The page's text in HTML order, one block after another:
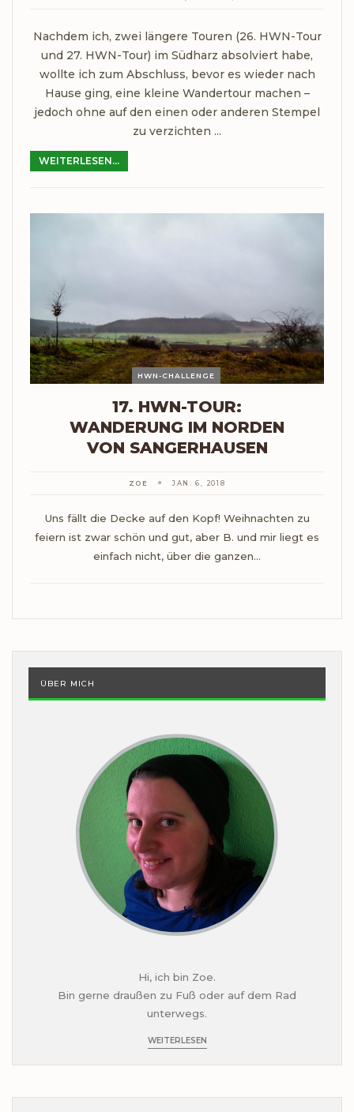
Nachdem ich, zwei längere Touren (26. HWN-Tour
und 27. HWN-Tour) im Südharz absolviert habe,
wollte ich zum Abschluss, bevor es wieder nach
Hause ging, eine kleine Wandertour machen –
jedoch ohne auf den einen oder anderen Stempel
zu verzichten ...
WEITERLESEN...
HWN-CHALLENGE
17. HWN-TOUR:
WANDERUNG IM NORDEN
VON SANGERHAUSEN
ZOE JAN. 6, 2018
Uns fällt die Decke auf den Kopf! Weihnachten zu
feiern ist zwar schön und gut, aber B. und mir liegt es
einfach nicht, über die ganzen…
ÜBER MICH
Hi, ich bin Zoe.
Bin gerne draußen zu Fuß oder auf dem Rad
unterwegs.
WEITERLESEN